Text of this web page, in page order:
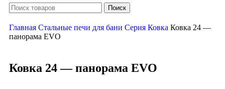
Поиск
Главная Стальные печи для бани Серия Ковка Ковка 24 —
панорама EVO
Ковка 24 — панорама EVO